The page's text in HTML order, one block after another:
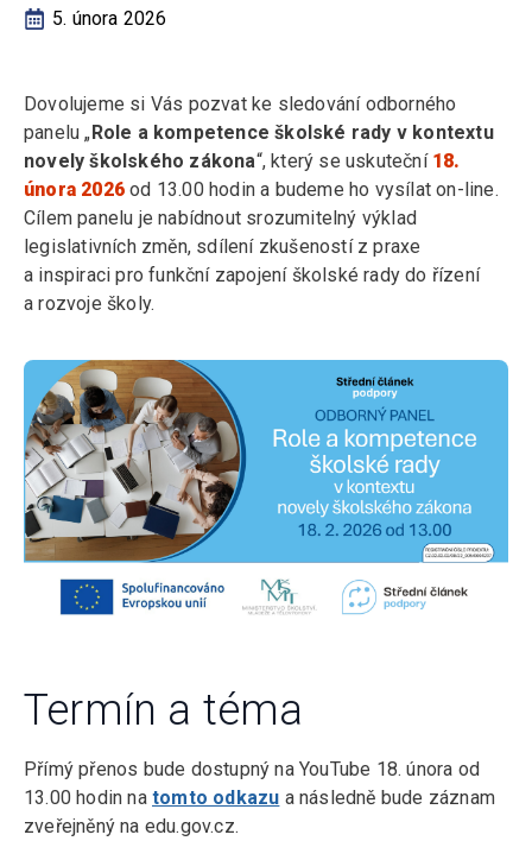
5. února 2026
Dovolujeme si Vás pozvat ke sledování odborného
panelu „Role a kompetence školské rady v kontextu
novely školského zákona“, který se uskuteční 18.
února 2026 od 13.00 hodin a budeme ho vysílat on-line.
Cílem panelu je nabídnout srozumitelný výklad
legislativních změn, sdílení zkušeností z praxe
a inspiraci pro funkční zapojení školské rady do řízení
a rozvoje školy.
Termín a téma
Přímý přenos bude dostupný na YouTube 18. února od
13.00 hodin na tomto odkazu a následně bude záznam
zveřejněný na edu.gov.cz.